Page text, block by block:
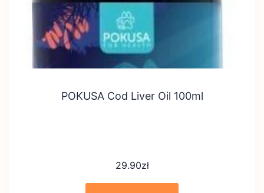
POKUSA Cod Liver Oil 100ml
29.90zł